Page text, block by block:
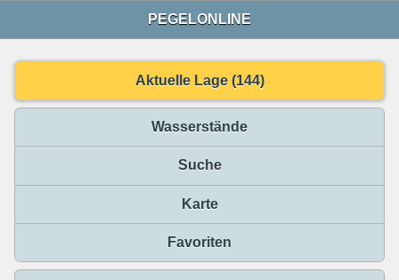
PEGELONLINE
Aktuelle Lage (144)
Wasserstände
Suche
Karte
Favoriten